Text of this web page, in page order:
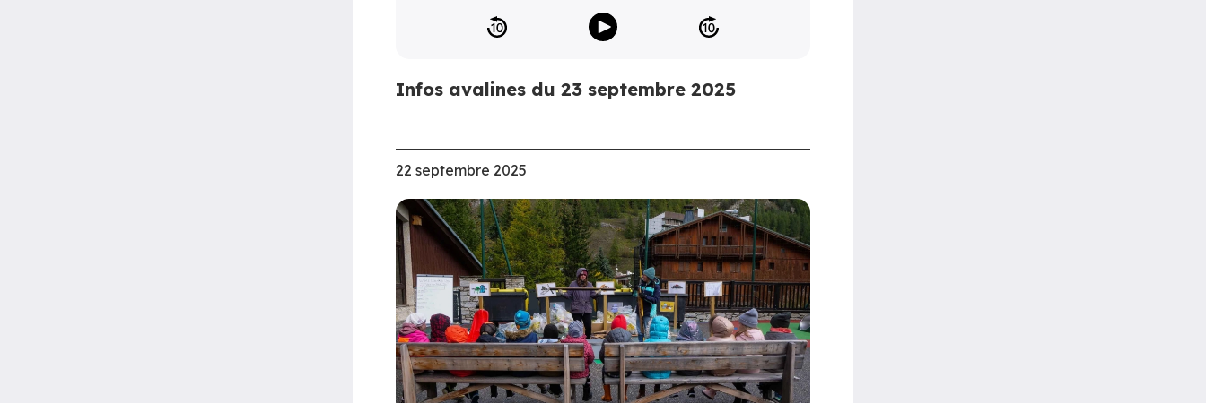
Infos avalines du 23 septembre 2025
22 septembre 2025